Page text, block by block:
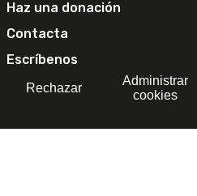
Haz una donación
Contacta
Escríbenos
Rechazar
Administrar
cookies